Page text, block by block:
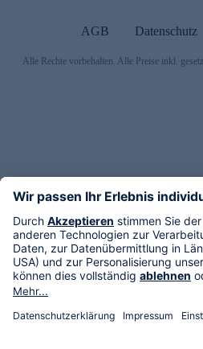
AGB Datenschutz
Alle Rechte vorbehalten. Alle Preise inkl.